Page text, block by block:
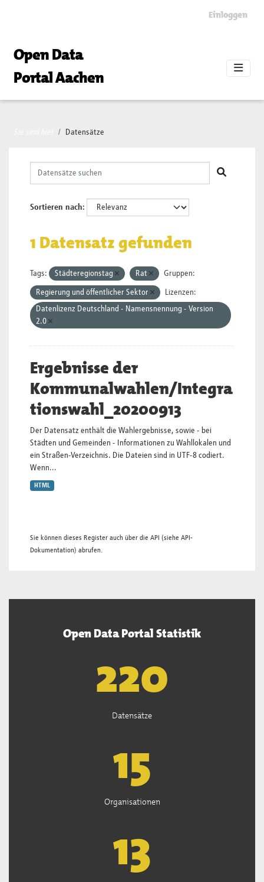
Einloggen
Open Data
Portal Aachen
Datensätze
Sortieren nach
1 Datensatz gefunden
Tags: Städteregionstag Rat Gruppen:
Regierung und öffentlicher Sektor
Lizenzen:
Datenlizenz Deutschland - Namensnennung - Version
2.0
Ergebnisse der
Kommunalwahlen/Integra
tionswahl_20200913
Der Datensatz enthält die Wahlergebnisse, sowie - bei
Städten und Gemeinden - Informationen zu Wahllokalen und
ein Straßen-Verzeichnis. Die Dateien sind in UTF-8 codiert.
Wenn...
HTML
Sie können dieses Register auch über die API (siehe API-
Dokumentation) abrufen.
Open Data Portal Statistik
222
Datensätze
15
Organisationen
13